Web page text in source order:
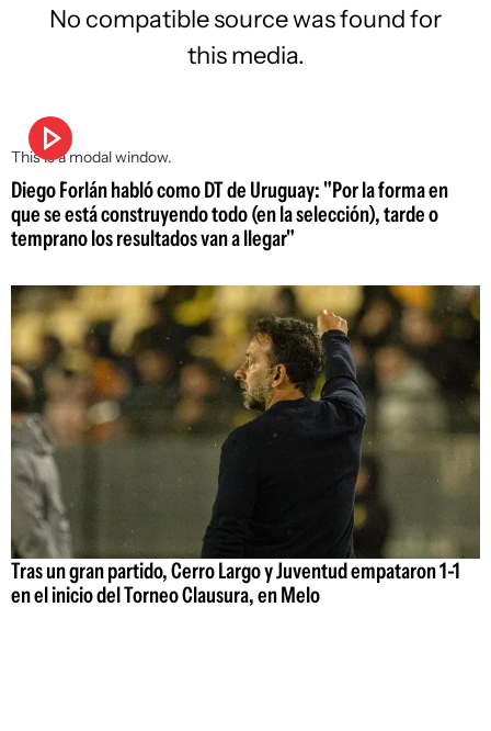
This is a modal window.
No compatible source was found for
this media.
Diego Forlán habló como DT de Uruguay: "Por la forma en
que se está construyendo todo (en la selección), tarde o
temprano los resultados van a llegar"
Tras un gran partido, Cerro Largo y Juventud empataron 1-1
en el inicio del Torneo Clausura, en Melo